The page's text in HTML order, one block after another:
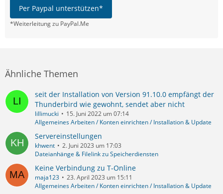
Per Paypal unterstützen*
*Weiterleitung zu PayPal.Me
Ähnliche Themen
seit der Installation von Version 91.10.0 empfängt der
Thunderbird wie gewohnt, sendet aber nicht
lillimucki
15. Juni 2022 um 07:14
Allgemeines Arbeiten / Konten einrichten / Installation & Update
Servereinstellungen
khwent
2. Juni 2023 um 17:03
Dateianhänge & Filelink zu Speicherdiensten
Keine Verbindung zu T-Online
maja123
23. April 2023 um 15:11
Allgemeines Arbeiten / Konten einrichten / Installation & Update